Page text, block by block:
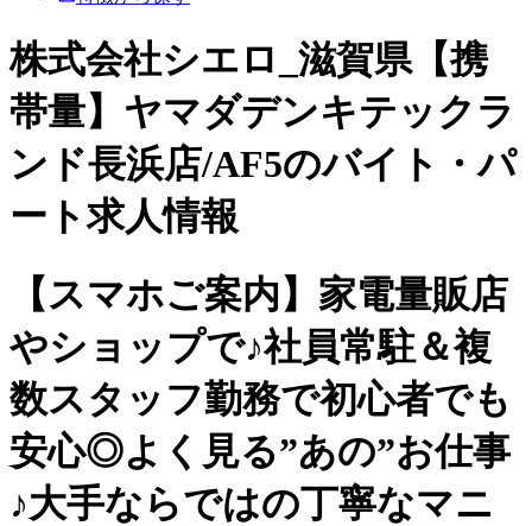
株式会社シエロ_滋賀県【携
帯量】ヤマダデンキテックラ
ンド長浜店/AF5のバイト・パ
ート求人情報
【スマホご案内】家電量販店
やショップで♪社員常駐＆複
数スタッフ勤務で初心者でも
安心◎よく見る”あの”お仕事
♪大手ならではの丁寧なマニ